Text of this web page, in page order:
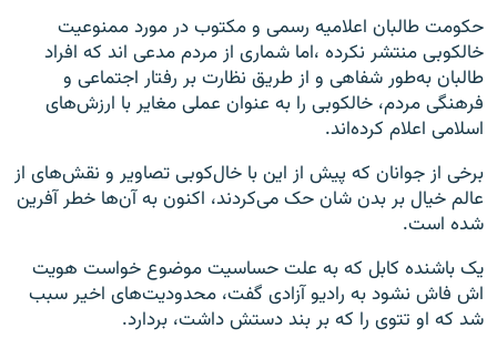
حکومت طالبان اعلامیه رسمی و مکتوب در مورد ممنوعیت
خالکوبی منتشر نکرده‌ ،اما شماری از مردم مدعی اند که افراد
طالبان به‌طور شفاهی و از طریق نظارت بر رفتار اجتماعی و
فرهنگی مردم، خالکوبی را به عنوان عملی مغایر با ارزش‌های
اسلامی اعلام کرده‌اند.
برخی از جوانان که پیش از این با خال‌کوبی تصاویر و نقش‌های از
عالم خیال بر بدن شان حک می‌کردند، اکنون به آن‌ها خطر آفرین
شده است.
یک باشنده کابل که به علت حساسیت موضوع خواست هویت
اش فاش نشود به رادیو آزادی گفت، محدودیت‌های اخیر سبب
شد که او تتوی را که بر بند دستش داشت، بردارد.